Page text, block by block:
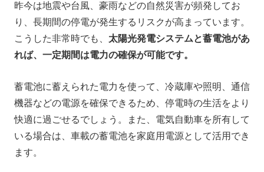
昨今は地震や台風、豪雨などの自然災害が頻発してお
り、長期間の停電が発生するリスクが高まっています。
こうした非常時でも、 太陽光発電システムと蓄電池があ
れば、一定期間は電力の確保が可能です。
蓄電池に蓄えられた電力を使って、冷蔵庫や照明、通信
機器などの電源を確保できるため、停電時の生活をより
快適に過ごせるでしょう。また、電気自動車を所有して
いる場合は、車載の蓄電池を家庭用電源として活用でき
ます。